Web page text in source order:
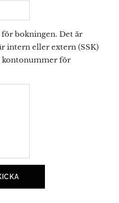
bokningen. Det är
intern eller extern (SSK)
kontonummer för